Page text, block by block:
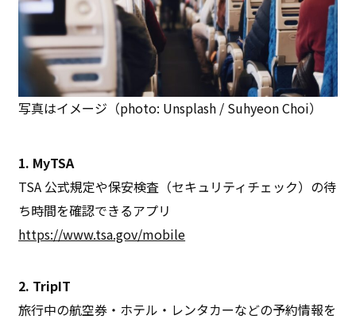
写真はイメージ（photo: Unsplash / Suhyeon Choi）
1. MyTSA
TSA 公式規定や保安検査（セキュリティチェック）の待
ち時間を確認できるアプリ
https://www.tsa.gov/mobile
2. TripIT
旅行中の航空券・ホテル・レンタカーなどの予約情報を